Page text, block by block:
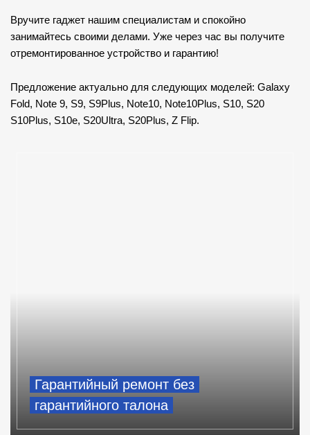
Вручите гаджет нашим специалистам и спокойно
занимайтесь своими делами. Уже через час вы получите
отремонтированное устройство и гарантию!
Предложение актуально для следующих моделей: Galaxy
Fold, Note 9, S9, S9Plus, Note10, Note10Plus, S10, S20
S10Plus, S10e, S20Ultra, S20Plus, Z Flip.
Гарантийный ремонт без
гарантийного талона